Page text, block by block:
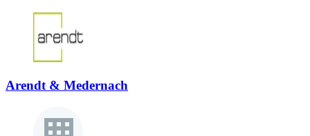
Arendt & Medernach